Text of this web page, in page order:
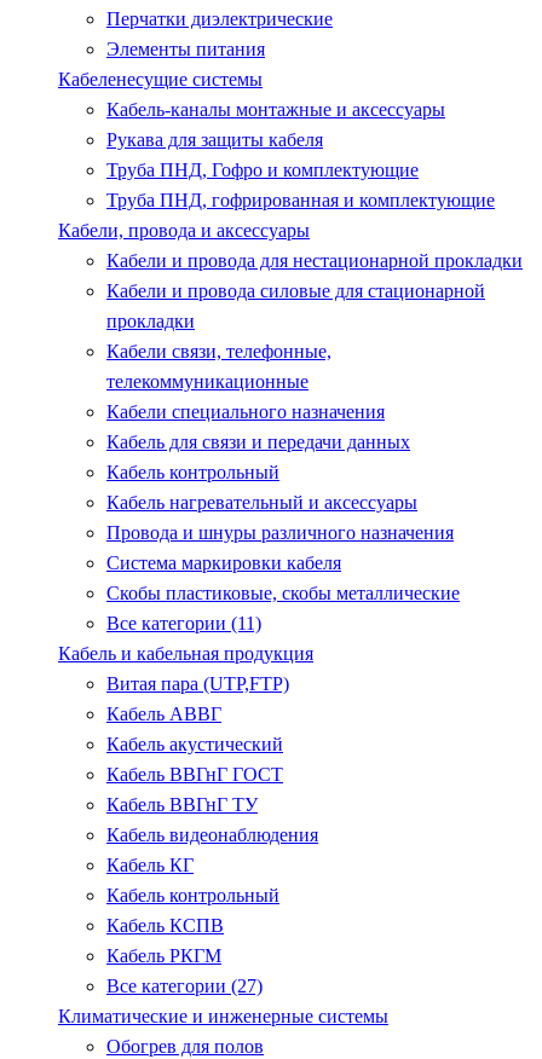
Перчатки диэлектрические
Элементы питания
Кабеленесущие системы
Кабель-каналы монтажные и аксессуары
Рукава для защиты кабеля
Труба ПНД, Гофро и комплектующие
Труба ПНД, гофрированная и комплектующие
Кабели, провода и аксессуары
Кабели и провода для нестационарной прокладки
Кабели и провода силовые для стационарной
прокладки
Кабели связи, телефонные,
телекоммуникационные
Кабели специального назначения
Кабель для связи и передачи данных
Кабель контрольный
Кабель нагревательный и аксессуары
Провода и шнуры различного назначения
Система маркировки кабеля
Скобы пластиковые, скобы металлические
Все категории (11)
Кабель и кабельная продукция
Витая пара (UTP,FTP)
Кабель АВВГ
Кабель акустический
Кабель ВВГнГ ГОСТ
Кабель ВВГнГ ТУ
Кабель видеонаблюдения
Кабель КГ
Кабель контрольный
Кабель КСПВ
Кабель РКГМ
Все категории (27)
Климатические и инженерные системы
Обогрев для полов